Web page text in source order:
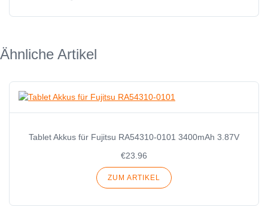
Ähnliche Artikel
Tablet Akkus für Fujitsu RA54310-0101 3400mAh 3.87V
€23.96
ZUM ARTIKEL